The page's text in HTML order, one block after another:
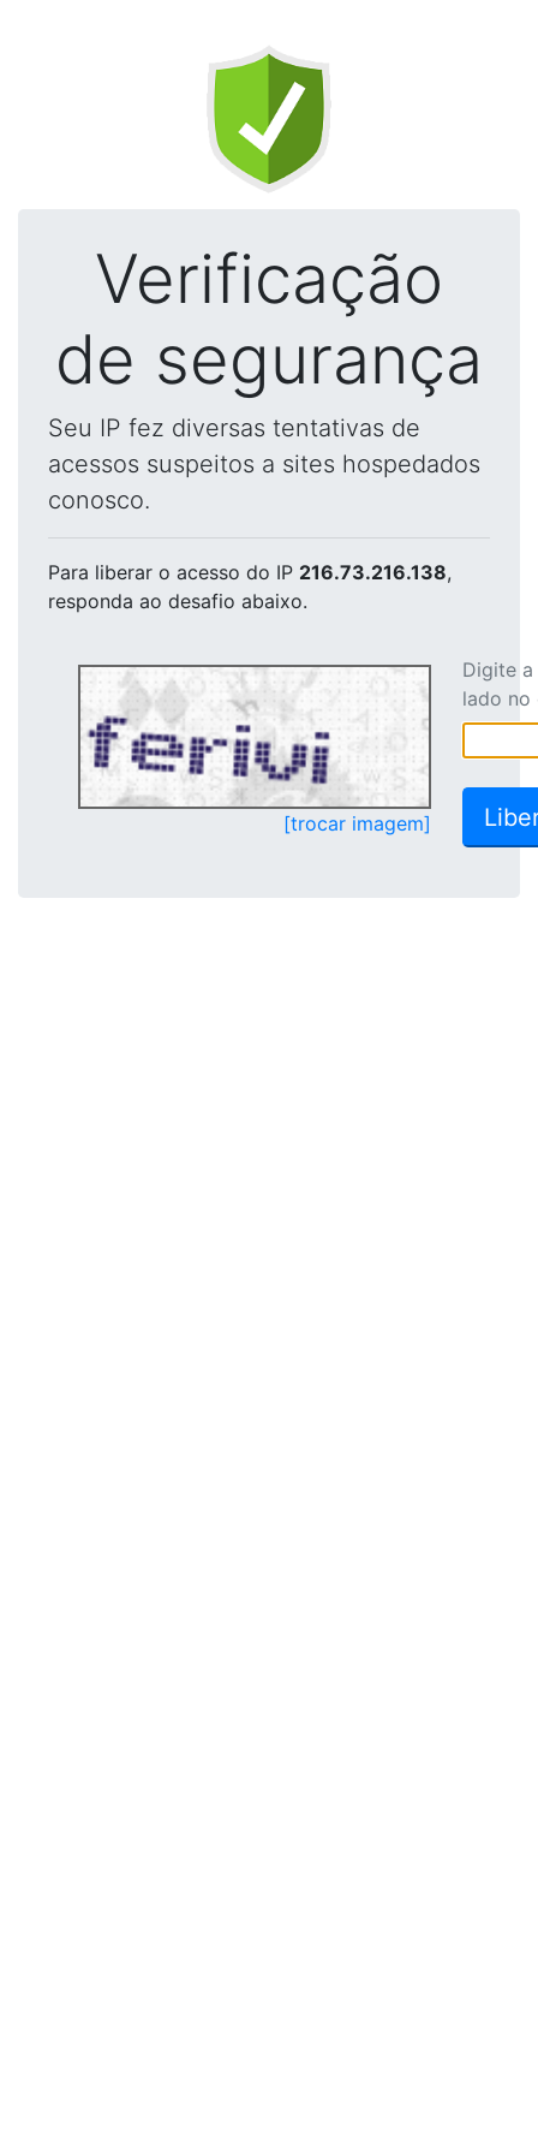
Verificação
de segurança
Seu IP fez diversas tentativas de
acessos suspeitos a sites hospedados
conosco.
Para liberar o acesso do IP 216.73.216.138,
responda ao desafio abaixo.
[trocar imagem]
Digite
lado no